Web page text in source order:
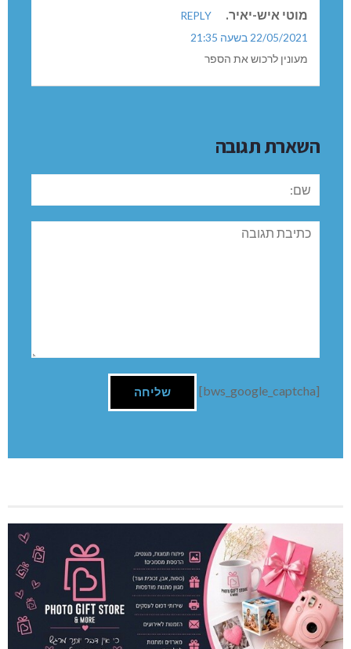
מוטי איש-יאיר.
REPLY
22/05/2021 בשעה 21:35
מעונין לרכוש את הספר
השארת תגובה
שם:
תגובה
[bws_google_captcha]